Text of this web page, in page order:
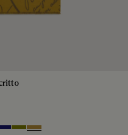
Scritto
Blue Melange
OliveCumin